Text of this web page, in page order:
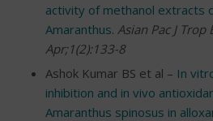
activity of methanol extracts
Amaranthus. Asian Pac J
Apr;1(2):133-8
Ashok Kumar BS et al – In
inhibition and in vivo
Amaranthus spinosus in